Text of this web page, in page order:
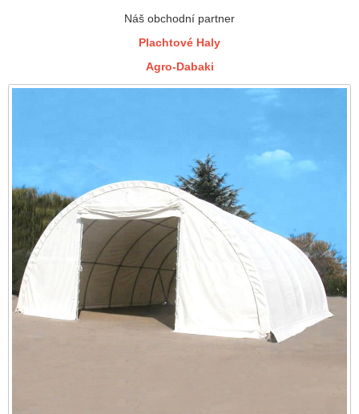
Náš obchodní partner
Plachtové Haly
Agro-Dabaki